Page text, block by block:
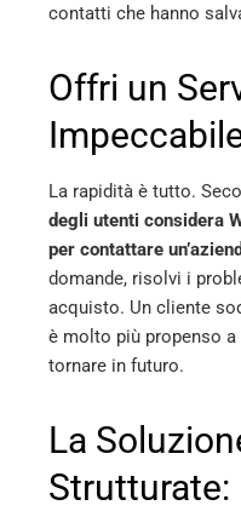
contatti che hanno
Offri un
La rapidità è tutto.
degli utenti considera
per contattare
domande, risolvi i
acquisto. Un cliente
è molto più propenso
tornare in futuro.
La
Strutturate: